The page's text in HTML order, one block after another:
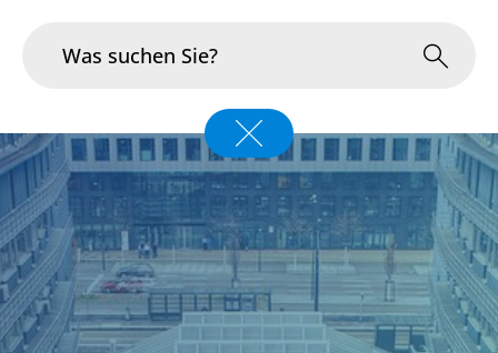
Branchen
Im Fokus
Portfolio
Infrastruktur & Betrieb